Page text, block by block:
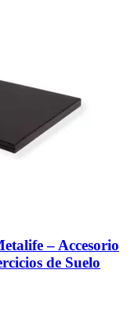
– Accesorio
de Suelo